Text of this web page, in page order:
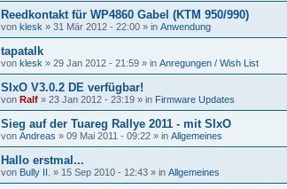
Reedkontakt für WP4860 Gabel (KTM 950/990)
von klesk » 31 Mär 2012 - 22:00 » in Anwendung
tapatalk
von klesk » 29 Jan 2012 - 21:59 » in Anregungen / Wish List
SIxO V3.0.2 DE verfügbar!
von Ralf » 23 Jan 2012 - 23:19 » in Firmware Updates
Sieg auf der Tuareg Rallye 2011 - mit SIxO
von Andreas » 09 Mai 2011 - 09:22 » in Allgemeines
Hallo erstmal...
von Bully II. » 15 Sep 2010 - 12:43 » in Allgemeines